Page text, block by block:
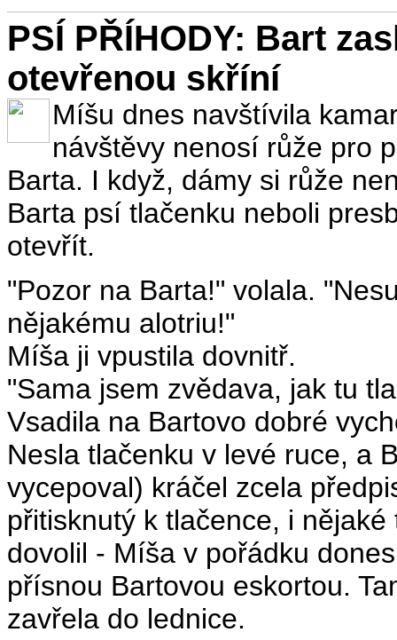
PSÍ PŘÍHODY: Bart
otevřenou skříní
Míšu dnes navštívila
návštěvy nenosí růže pro
Barta. I když, dámy si růže
Barta psí tlačenku neboli
otevřít.
"Pozor na Barta!" volala.
nějakému alotriu!"
Míša ji vpustila dovnitř.
"Sama jsem zvědava, jak tu
Vsadila na Bartovo dobré
Nesla tlačenku v levé ruce, a
vycepoval) kráčel zcela
přitisknutý k tlačence, i
dovolil - Míša v pořádku
přísnou Bartovou eskortou.
zavřela do lednice.